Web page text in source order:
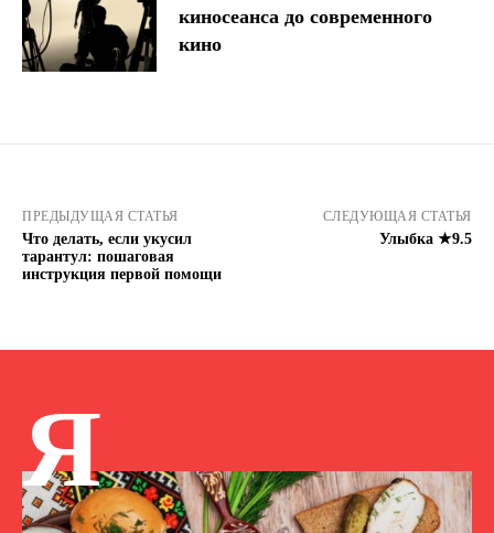
киносеанса до современного
кино
ПРЕДЫДУЩАЯ СТАТЬЯ
Что делать, если укусил
тарантул: пошаговая
инструкция первой помощи
СЛЕДУЮЩАЯ СТАТЬЯ
Улыбка ★9.5
Я